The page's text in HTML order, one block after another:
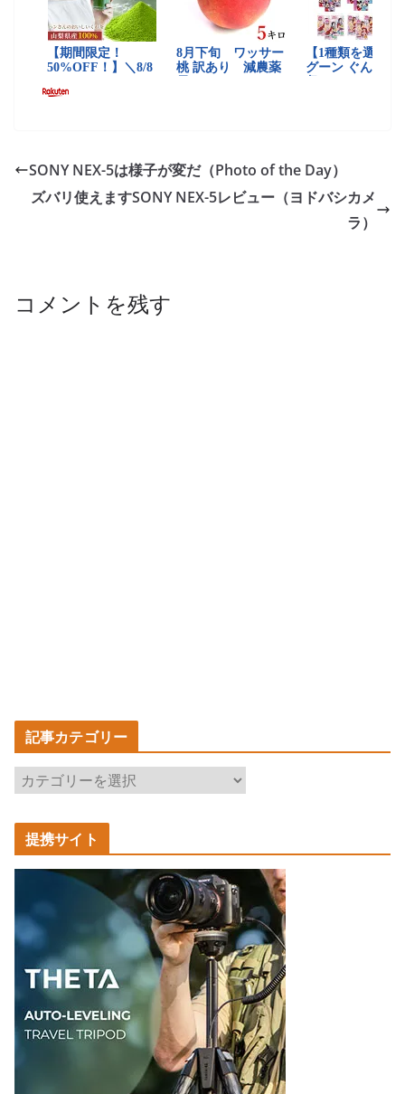
SONY NEX-5は様子が変だ（Photo of the Day）
ズバリ使えますSONY NEX-5レビュー（ヨドバシカメ
ラ）
コメントを残す
記事カテゴリー
記
事
カ
テ
ゴ
ー
提携サイト